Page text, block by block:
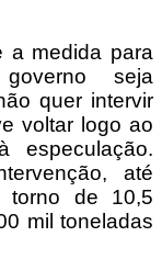
a medida para
seja
quer intervir
voltar logo ao
até
torno de 10,5
mil toneladas